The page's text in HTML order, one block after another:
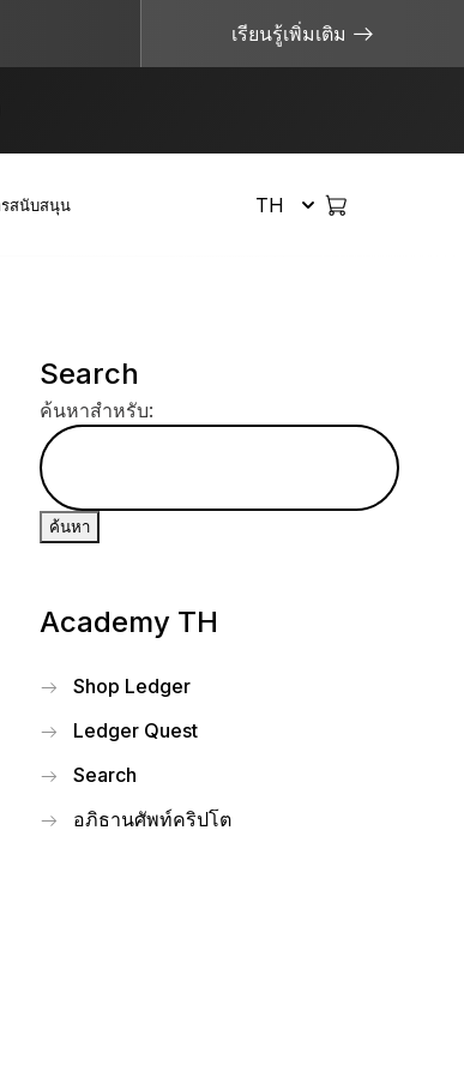
เรียนรู้เพิ่มเติม
Wallet
จหรือเซ็ต
เสริม
Ledger signers
Wallet
Wallet
Wallet
crypto
ดอะไรขึ้นหากฉันทำ Ledger หาย?
คีย์ของคุณ ไม่ใช่เหรียญของคุณ
Wallet คืออะไร?
Key คืออะไร?
รสนับสนุน TH
Search
ค้นหาสำหรับ:
Academy TH
Shop Ledger
Ledger Quest
Search
อภิธานศัพท์คริปโต